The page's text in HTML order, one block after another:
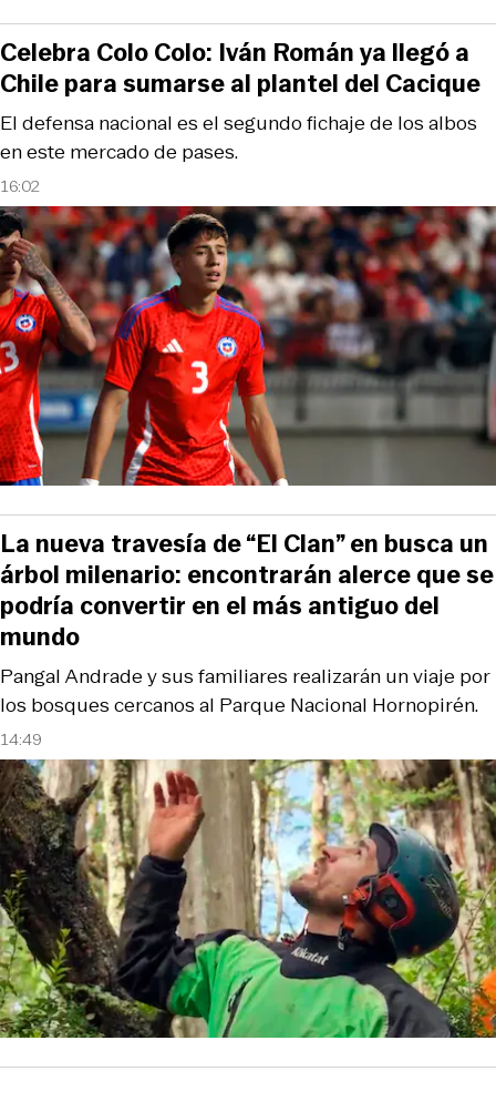
16:02
El defensa nacional es el segundo fichaje de los albos
en este mercado de pases.
Celebra Colo Colo: Iván Román ya llegó a
Chile para sumarse al plantel del Cacique
14:49
Pangal Andrade y sus familiares realizarán un viaje por
los bosques cercanos al Parque Nacional Hornopirén.
La nueva travesía de “El Clan” en busca un
árbol milenario: encontrarán alerce que se
podría convertir en el más antiguo del
mundo